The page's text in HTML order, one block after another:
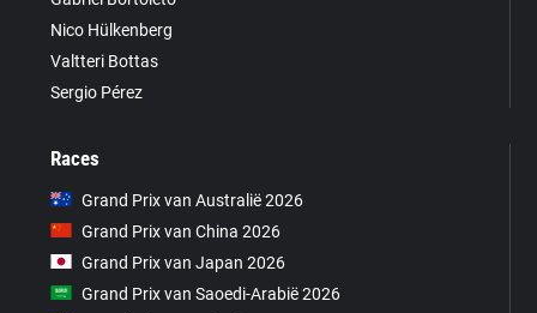
Nico Hülkenberg
Valtteri Bottas
Sergio Pérez
Races
Grand Prix van Australië 2026
Grand Prix van China 2026
Grand Prix van Japan 2026
Grand Prix van Saoedi-Arabië 2026